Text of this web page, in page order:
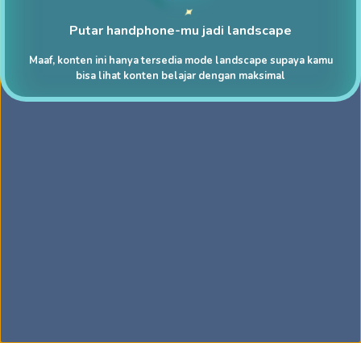
Putar handphone-mu jadi landscape
Maaf, konten ini hanya tersedia mode landscape supaya kamu
bisa lihat konten belajar dengan maksimal